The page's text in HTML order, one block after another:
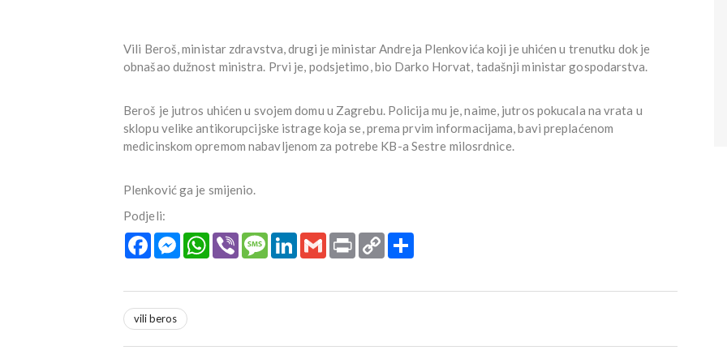
Vili Beroš, ministar zdravstva, drugi je ministar Andreja Plenkovića koji je uhićen u trenutku dok je
obnašao dužnost ministra. Prvi je, podsjetimo, bio Darko Horvat, tadašnji ministar gospodarstva.
Beroš je jutros uhićen u svojem domu u Zagrebu. Policija mu je, naime, jutros pokucala na vrata u
sklopu velike antikorupcijske istrage koja se, prema prvim informacijama, bavi preplaćenom
medicinskom opremom nabavljenom za potrebe KB-a Sestre milosrdnice.
Plenković ga je smijenio.
Podjeli:
FacebookMessengerWhatsApp
Viber MessageLinkedInGmail Print Copy
Link
vili beros